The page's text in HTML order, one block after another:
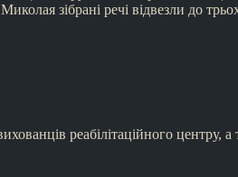
зібрані речі відвезли до
реабілітаційного центру,